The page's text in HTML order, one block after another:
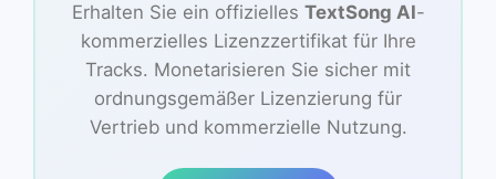
Erhalten Sie ein offizielles TextSong AI-
kommerzielles Lizenzzertifikat für Ihre
Tracks. Monetarisieren Sie sicher mit
ordnungsgemäßer Lizenzierung für
Vertrieb und kommerzielle Nutzung.